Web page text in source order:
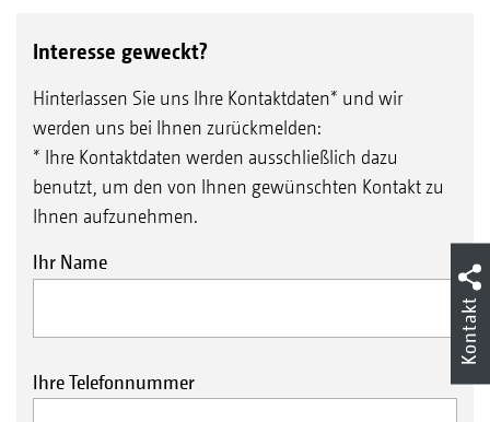
Interesse geweckt?
Hinterlassen Sie uns Ihre Kontaktdaten* und wir
werden uns bei Ihnen zurückmelden:
* Ihre Kontaktdaten werden ausschließlich dazu
benutzt, um den von Ihnen gewünschten Kontakt zu
Ihnen aufzunehmen.
Ihr Name
Ihre Telefonnummer
Kontakt